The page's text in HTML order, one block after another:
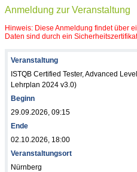
Anmeldung zur Veranstaltung
Hinweis: Diese Anmeldung findet über
Daten sind durch ein
Veranstaltung
ISTQB Certified Tester, Advanced
Lehrplan 2024 v3.0)
Beginn
29.09.2026, 09:15
Ende
02.10.2026, 18:00
Veranstaltungsort
Nürnberg